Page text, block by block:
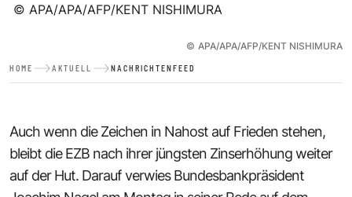
© APA/APA/AFP/KENT NISHIMURA
© APA/APA/AFP/KENT NISHIMURA
HOME AKTUELL NACHRICHTENFEED
Auch wenn die Zeichen in Nahost auf Frieden stehen,
bleibt die EZB nach ihrer jüngsten Zinserhöhung weiter
auf der Hut. Darauf verwies Bundesbankpräsident